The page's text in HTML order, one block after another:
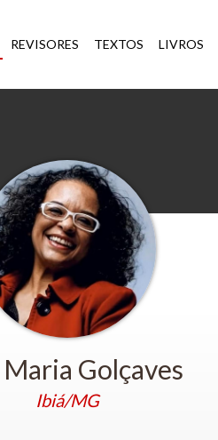
REVISORES TEXTOS LIVROS
Golçaves
Ibiá/MG